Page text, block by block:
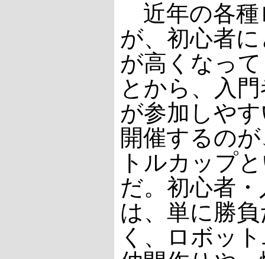
近年の各種
が、初心者
が高くなっ
とから、入
が参加しや
開催するの
トルカップ
だ。初心者
は、単に勝
く、ロボッ